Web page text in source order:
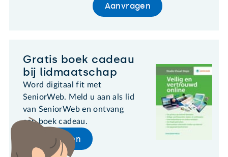
Aanvragen
Gratis boek cadeau
bij lidmaatschap
Word digitaal fit met
SeniorWeb. Meld u aan als lid
van SeniorWeb en ontvang
een boek cadeau.
Lid worden